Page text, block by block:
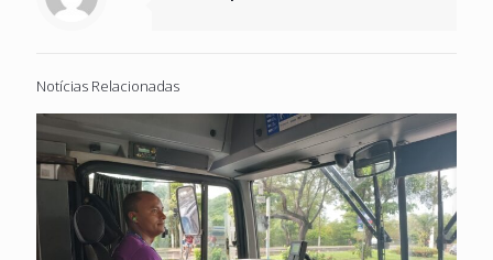
Notícias Relacionadas